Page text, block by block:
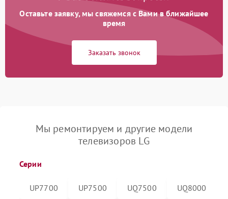
Оставьте заявку, мы свяжемся с Вами в ближайшее
время
Заказать звонок
Мы ремонтируем и другие модели
телевизоров LG
Серии
UP7700 UP7500 UQ7500 UQ8000